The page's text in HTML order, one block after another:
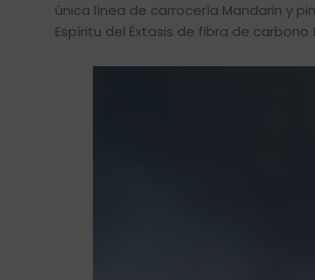
única línea de carrocería Mandarin y
Espíritu del Éxtasis de fibra de